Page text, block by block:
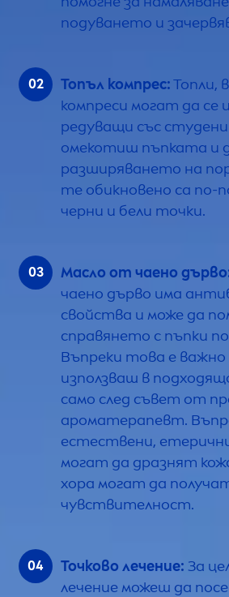
подуването и
Топъл компрес:Топли,
компреси могат да се
редуващи със студени
омекотиш пъпката и
разширяването на
те обикновено са по-
черни и бели точки.
Масло от чаено
чаено дърво има
свойства и може да
справянето с пъпки
Въпреки това е важно
използваш в
само след съвет от
ароматерапевт.
естествени,
могат да дразнят
хора могат да
чувствителност.
Точково лечение: За
лечение можеш да